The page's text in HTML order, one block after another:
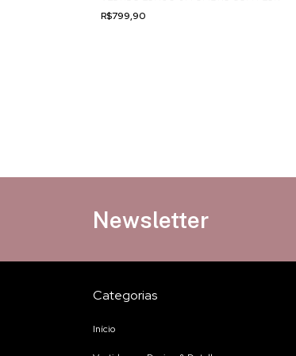
R$799,90
Newsletter
Categorias
Início